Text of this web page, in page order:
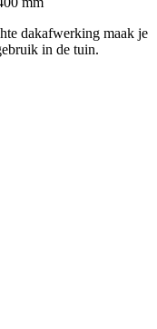
dakafwerking maak je
in de tuin.